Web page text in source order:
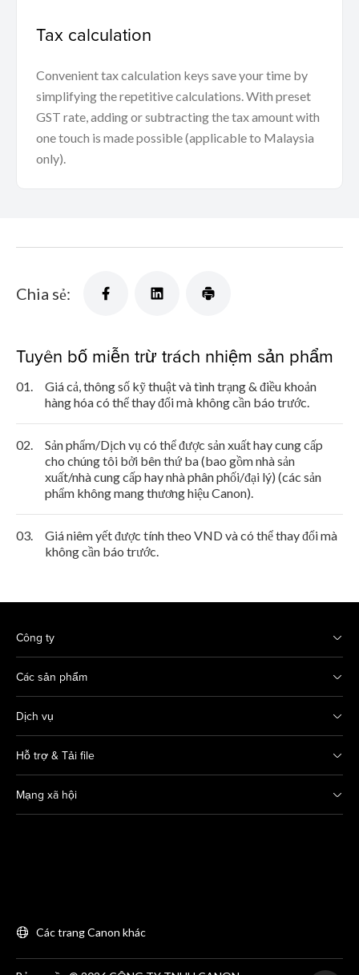
Tax calculation
Convenient tax calculation keys save your time by
simplifying the repetitive calculations. With preset
GST rate, adding or subtracting the tax amount with
one touch is made possible (applicable to Malaysia
only).
Chia sẻ:
Tuyên bố miễn trừ trách nhiệm sản phẩm
01.
Giá cả, thông số kỹ thuật và tình trạng & điều khoản
hàng hóa có thể thay đổi mà không cần báo trước.
02.
Sản phẩm/Dịch vụ có thể được sản xuất hay cung cấp
cho chúng tôi bởi bên thứ ba (bao gồm nhà sản
xuất/nhà cung cấp hay nhà phân phối/đại lý) (các sản
phẩm không mang thương hiệu Canon).
03.
Giá niêm yết được tính theo VND và có thể thay đổi mà
không cần báo trước.
Công ty
Các sản phẩm
Dịch vụ
Hỗ trợ & Tải file
Mạng xã hội
Các trang Canon khác